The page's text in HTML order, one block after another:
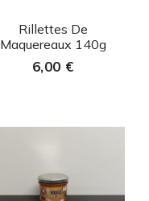
Aperçu rapide
Rillettes De
Maquereaux 140g
6,00 €